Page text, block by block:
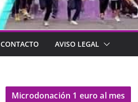
CONTACTO AVISO LEGAL
Microdonación 1 euro al mes